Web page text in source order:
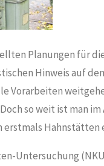
Planungen für
Hinweis auf
Vorarbeiten
so weit ist man
erstmals Hahnstätten
Untersuchung